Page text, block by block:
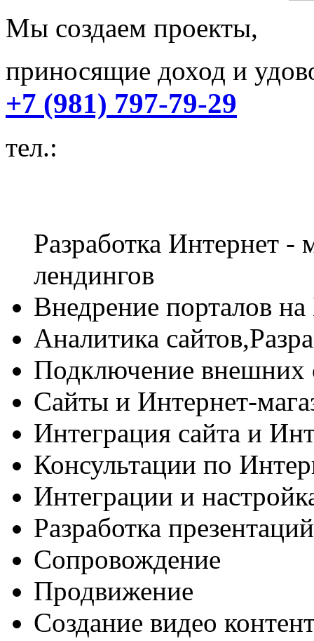
Мы создаем проекты,
приносящие доход и
+7 (981) 797-79-29
тел.:
Разработка Интернет -
лендингов
Внедрение порталов
Аналитика
Подключение внешних
Сайты и Интернет-
Интеграция сайта и
Консультации по
Интеграции и
Разработка презентаций
Сопровождение
Продвижение
Создание видео